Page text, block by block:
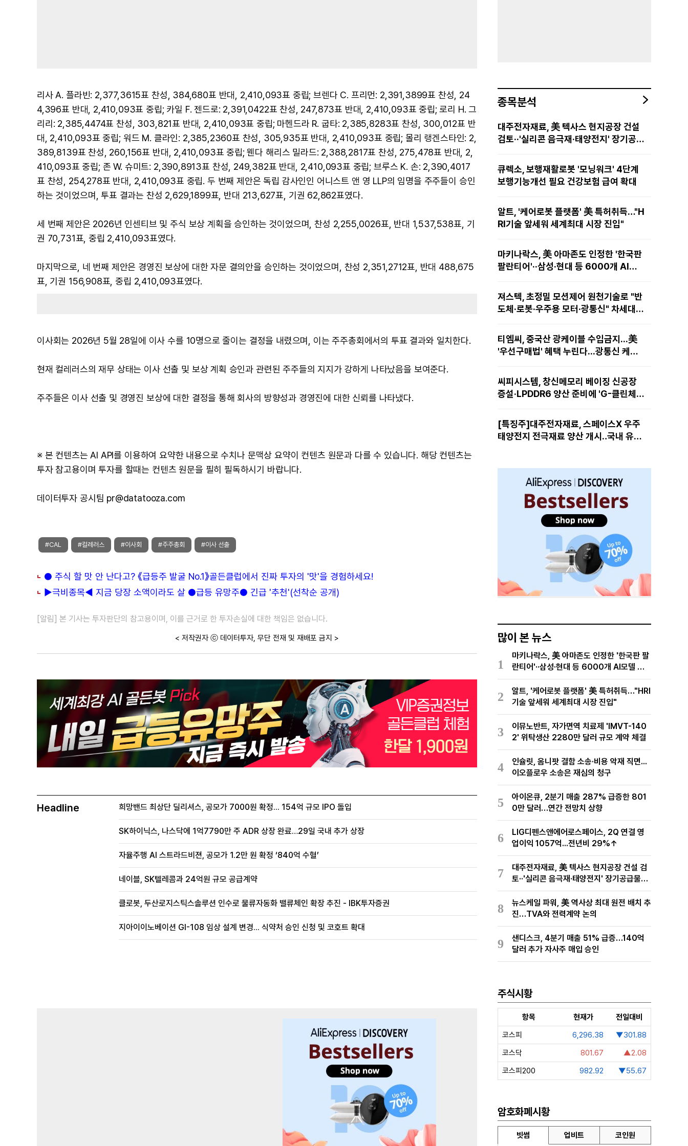
리사 A. 플라빈: 2,377,3615표 찬성, 384,680표 반대, 2,410,093표 중립; 브렌다 C. 프리먼: 2,391,3899표 찬성, 24
4,396표 반대, 2,410,093표 중립; 카일 F. 젠드로: 2,391,0422표 찬성, 247,873표 반대, 2,410,093표 중립; 로리 H. 그
리리: 2,385,4474표 찬성, 303,821표 반대, 2,410,093표 중립; 마헨드라 R. 굽타: 2,385,8283표 찬성, 300,012표 반
대, 2,410,093표 중립; 워드 M. 클라인: 2,385,2360표 찬성, 305,935표 반대, 2,410,093표 중립; 몰리 랭겐스타인: 2,
389,8139표 찬성, 260,156표 반대, 2,410,093표 중립; 웬다 해리스 밀라드: 2,388,2817표 찬성, 275,478표 반대, 2,
410,093표 중립; 존 W. 슈미트: 2,390,8913표 찬성, 249,382표 반대, 2,410,093표 중립; 브루스 K. 손: 2,390,4017
표 찬성, 254,278표 반대, 2,410,093표 중립. 두 번째 제안은 독립 감사인인 어니스트 앤 영 LLP의 임명을 주주들이 승인
하는 것이었으며, 투표 결과는 찬성 2,629,1899표, 반대 213,627표, 기권 62,862표였다.
세 번째 제안은 2026년 인센티브 및 주식 보상 계획을 승인하는 것이었으며, 찬성 2,255,0026표, 반대 1,537,538표, 기
권 70,731표, 중립 2,410,093표였다.
마지막으로, 네 번째 제안은 경영진 보상에 대한 자문 결의안을 승인하는 것이었으며, 찬성 2,351,2712표, 반대 488,675
표, 기권 156,908표, 중립 2,410,093표였다.
이사회는 2026년 5월 28일에 이사 수를 10명으로 줄이는 결정을 내렸으며, 이는 주주총회에서의 투표 결과와 일치한다.
현재 컬레러스의 재무 상태는 이사 선출 및 보상 계획 승인과 관련된 주주들의 지지가 강하게 나타났음을 보여준다.
주주들은 이사 선출 및 경영진 보상에 대한 결정을 통해 회사의 방향성과 경영진에 대한 신뢰를 나타냈다.
※ 본 컨텐츠는 AI API를 이용하여 요약한 내용으로 수치나 문맥상 요약이 컨텐츠 원문과 다를 수 있습니다. 해당 컨텐츠는
투자 참고용이며 투자를 할때는 컨텐츠 원문을 필히 필독하시기 바랍니다.
데이터투자 공시팀 pr@datatooza.com
#CAL #컬레러스 #이사회 #주주총회 #이사 선출
● 주식 할 맛 안 난다고? 《급등주 발굴 No.1》골든클럽에서 진짜 투자의 '맛'을 경험하세요!
▶극비종목◀ 지금 당장 소액이라도 살 ●급등 유망주● 긴급 '추천'(선착순 공개)
[알림] 본 기사는 투자판단의 참고용이며, 이를 근거로 한 투자손실에 대한 책임은 없습니다.
< 저작권자 ⓒ 데이터투자, 무단 전재 및 재배포 금지 >
Headline 희망밴드 최상단 딜리셔스, 공모가 7000원 확정... 154억 규모 IPO 돌입
SK하이닉스, 나스닥에 1억7790만 주 ADR 상장 완료…29일 국내 추가 상장
자율주행 AI 스트라드비젼, 공모가 1.2만 원 확정 ‘840억 수혈’
네이블, SK텔레콤과 24억원 규모 공급계약
클로봇, 두산로지스틱스솔루션 인수로 물류자동화 밸류체인 확장 추진 - IBK투자증권
지아이이노베이션 GI-108 임상 설계 변경... 식약처 승인 신청 및 코호트 확대
종목분석
대주전자재료, 美 텍사스 현지공장 건설
검토··'실리콘 음극재·태양전지' 장기공급
큐렉소, 보행재활로봇 '모닝워크' 4단계
보행기능개선 필요 건강보험 급여 확대
알트, '케어로봇 플랫폼' 美 특허취득…"H
RI기술 앞세워 세계최대 시장 진입"
마키나락스, 美 아마존도 인정한 '한국판
팔란티어'··삼성·현대 등 6000개 AI모
져스텍, 초정밀 모션제어 원천기술로 "반
도체·로봇·우주용 모터·광통신" 차세대
티엠씨, 중국산 광케이블 수입금지...美
'우선구매법' 혜택 누린다...광통신 케이
씨피시스템, 창신메모리 베이징 신공장
증설·LPDDR6 양산 준비에 'G-클린체
[특징주]대주전자재료, 스페이스X 우주
태양전지 전극재료 양산 개시‥국내 유일
많이 본 뉴스
1
마키나락스, 美 아마존도 인정한 '한국판 팔
란티어'··삼성·현대 등 6000개 AI모델 현
장적용
2
알트, '케어로봇 플랫폼' 美 특허취득…"HRI
기술 앞세워 세계최대 시장 진입"
3
이뮤노반트, 자가면역 치료제 'IMVT-140
2' 위탁생산 2280만 달러 규모 계약 체결
4
인슐릿, 옴니팟 결함 소송·비용 악재 직면...
이오플로우 소송은 재심의 청구
5
아이온큐, 2분기 매출 287% 급증한 801
0만 달러…연간 전망치 상향
6
LIG디펜스앤에어로스페이스, 2Q 연결 영
업이익 1057억...전년비 29%↑
7
대주전자재료, 美 텍사스 현지공장 건설 검
토··'실리콘 음극재·태양전지' 장기공급물량
확보 준비
8
뉴스케일 파워, 美 역사상 최대 원전 배치 추
진…TVA와 전력계약 논의
9
샌디스크, 4분기 매출 51% 급증…140억
달러 추가 자사주 매입 승인
주식시황
항목 현재가
전일대비
코스피
6,296.38
▼301.88
코스닥
801.67
▲2.08
코스피200
982.92 ▼55.67
암호화폐시황
빗썸 업비트 코인원